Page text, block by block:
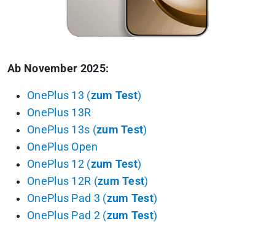
Ab November 2025:
OnePlus 13 (zum Test)
OnePlus 13R
OnePlus 13s (zum Test)
OnePlus Open
OnePlus 12 (zum Test)
OnePlus 12R (zum Test)
OnePlus Pad 3 (zum Test)
OnePlus Pad 2 (zum Test)